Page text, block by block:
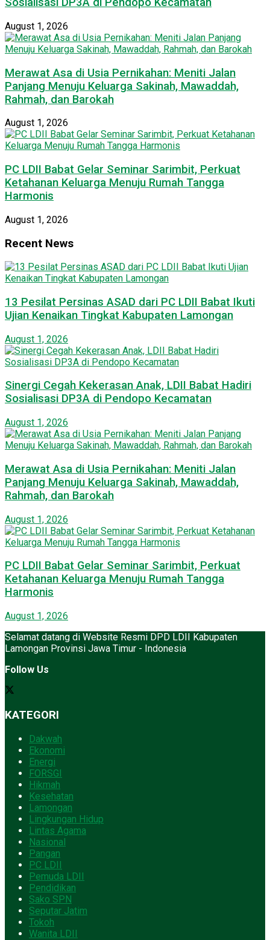
August 1, 2026
Merawat Asa di Usia Pernikahan: Meniti Jalan
Panjang Menuju Keluarga Sakinah, Mawaddah,
Rahmah, dan Barokah
August 1, 2026
PC LDII Babat Gelar Seminar Sarimbit, Perkuat
Ketahanan Keluarga Menuju Rumah Tangga
Harmonis
August 1, 2026
Recent News
13 Pesilat Persinas ASAD dari PC LDII Babat Ikuti
Ujian Kenaikan Tingkat Kabupaten Lamongan
August 1, 2026
Sinergi Cegah Kekerasan Anak, LDII Babat Hadiri
Sosialisasi DP3A di Pendopo Kecamatan
August 1, 2026
Merawat Asa di Usia Pernikahan: Meniti Jalan
Panjang Menuju Keluarga Sakinah, Mawaddah,
Rahmah, dan Barokah
August 1, 2026
PC LDII Babat Gelar Seminar Sarimbit, Perkuat
Ketahanan Keluarga Menuju Rumah Tangga
Harmonis
August 1, 2026
Selamat datang di Website Resmi DPD LDII Kabupaten
Lamongan Provinsi Jawa Timur - Indonesia
Follow Us
KATEGORI
Dakwah
Ekonomi
Energi
FORSGI
Hikmah
Kesehatan
Lamongan
Lingkungan Hidup
Lintas Agama
Nasional
Pangan
PC LDII
Pemuda LDII
Pendidikan
Sako SPN
Seputar Jatim
Tokoh
Wanita LDII